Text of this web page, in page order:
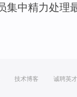
集中精力处理
技术博客 诚聘英才